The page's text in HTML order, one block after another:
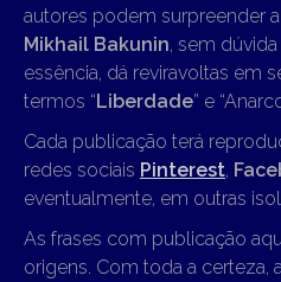
autores podem surpreender
Mikhail Bakunin , sem
essência, dá reviravoltas em
termos “Liberdade” e
Cada publicação terá
redes sociais Pinterest
eventualmente, em outras
As frases com publicação
origens. Com toda a certeza,